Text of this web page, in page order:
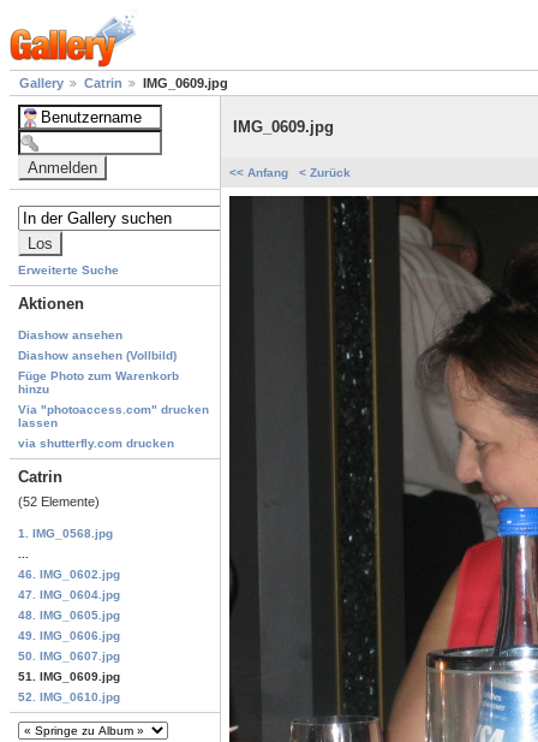
Gallery Catrin IMG_0609.jpg
Erweiterte Suche
Aktionen
Diashow ansehen
Diashow ansehen (Vollbild)
Füge Photo zum Warenkorb
hinzu
Via "photoaccess.com" drucken
lassen
via shutterfly.com drucken
Catrin
(52 Elemente)
1. IMG_0568.jpg
46. IMG_0602.jpg
47. IMG_0604.jpg
48. IMG_0605.jpg
49. IMG_0606.jpg
50. IMG_0607.jpg
51. IMG_0609.jpg
52. IMG_0610.jpg
IMG_0609.jpg
<< Anfang < Zurück